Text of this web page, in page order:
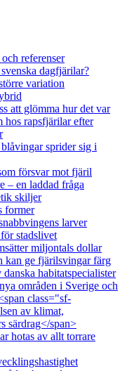
referenser
dagfjärilar?
variation
att glömma hur det var
hos rapsfjärilar efter
sprider sig i
försvar mot fjäril
– en laddad fråga
skiljer
former
larver
stadslivet
miljontals dollar
kan ge fjärilsvingar färg
habitatspecialister
områden i Sverige och
class="sf-
av klimat,
särdrag</span>
hotas av allt torrare